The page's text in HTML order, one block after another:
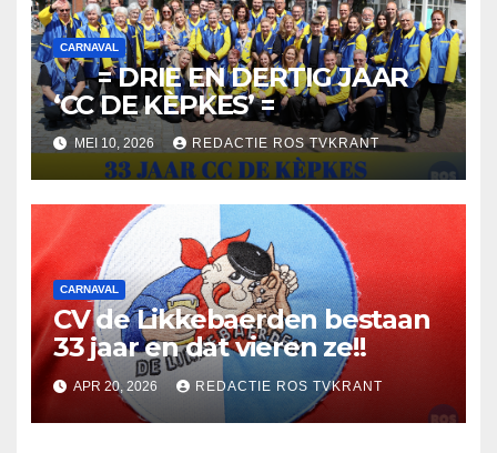
CARNAVAL
= DRIE EN DERTIG JAAR
‘CC DE KÈPKES’ =
MEI 10, 2026 REDACTIE ROS TVKRANT
CARNAVAL
CV de Likkebaerden bestaan
33 jaar en dat vieren ze!!
APR 20, 2026 REDACTIE ROS TVKRANT